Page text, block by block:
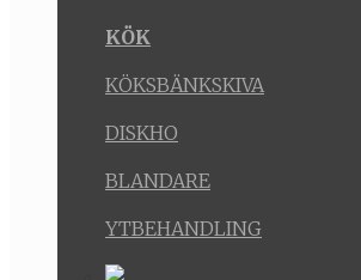
KÖK
KÖKSBÄNKSKIVA
DISKHO
BLANDARE
YTBEHANDLING